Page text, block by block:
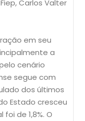
Carlos Valter
em seu
a
cenário
segue com
dos últimos
Estado cresceu
de 1,8%. O